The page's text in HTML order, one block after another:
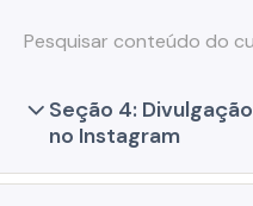
Início
Seção 4:
no Instagram